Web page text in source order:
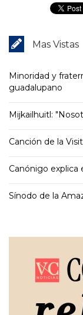
Mas Vistas
Minoridad y
guadalupano
Mijkailhuitl:
Canción de la
Canónigo explica
Sínodo de la